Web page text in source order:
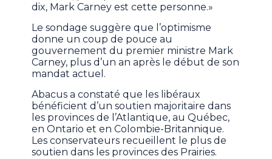
dix, Mark Carney est cette personne.»
Le sondage suggère que l’optimisme
donne un coup de pouce au
gouvernement du premier ministre Mark
Carney, plus d’un an après le début de son
mandat actuel.
Abacus a constaté que les libéraux
bénéficient d’un soutien majoritaire dans
les provinces de l’Atlantique, au Québec,
en Ontario et en Colombie-Britannique.
Les conservateurs recueillent le plus de
soutien dans les provinces des Prairies.